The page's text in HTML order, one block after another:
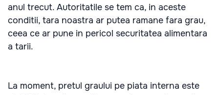
anul trecut. Autoritatile se tem ca, in aceste
conditii, tara noastra ar putea ramane fara grau,
ceea ce ar pune in pericol securitatea alimentara
a tarii.
La moment, pretul graului pe piata interna este